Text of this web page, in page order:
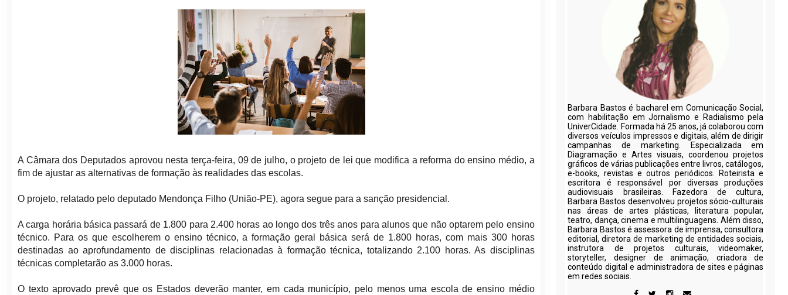
A Câmara dos Deputados aprovou nesta terça-feira, 09 de julho, o projeto de lei que modifica a reforma do ensino médio, a
fim de ajustar as alternativas de formação às realidades das escolas.
O projeto, relatado pelo deputado Mendonça Filho (União-PE), agora segue para a sanção presidencial.
A carga horária básica passará de 1.800 para 2.400 horas ao longo dos três anos para alunos que não optarem pelo ensino
técnico. Para os que escolherem o ensino técnico, a formação geral básica será de 1.800 horas, com mais 300 horas
destinadas ao aprofundamento de disciplinas relacionadas à formação técnica, totalizando 2.100 horas. As disciplinas
técnicas completarão as 3.000 horas.
O texto aprovado prevê que os Estados deverão manter, em cada município, pelo menos uma escola de ensino médio
Barbara Bastos é bacharel em Comunicação Social,
com habilitação em Jornalismo e Radialismo pela
UniverCidade. Formada há 25 anos, já colaborou com
diversos veículos impressos e digitais, além de dirigir
campanhas de marketing. Especializada em
Diagramação e Artes visuais, coordenou projetos
gráficos de várias publicações entre livros, catálogos,
e-books, revistas e outros periódicos. Roteirista e
escritora é responsável por diversas produções
audiovisuais brasileiras. Fazedora de cultura,
Barbara Bastos desenvolveu projetos sócio-culturais
nas áreas de artes plásticas, literatura popular,
teatro, dança, cinema e multilinguagens. Além disso,
Barbara Bastos é assessora de imprensa, consultora
editorial, diretora de marketing de entidades sociais,
instrutora de projetos culturais, videomaker,
storyteller, designer de animação, criadora de
conteúdo digital e administradora de sites e páginas
em redes sociais.